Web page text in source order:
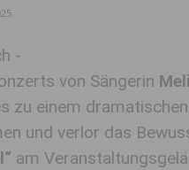
-
von Sängerin
zu einem
und verlor das
am